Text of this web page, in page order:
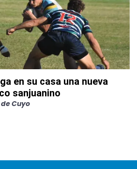
en su casa una nueva
sanjuanino
Cuyo